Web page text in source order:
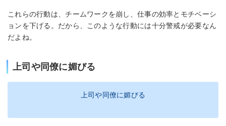
これらの行動は、チームワークを崩し、仕事の効率とモチベーシ
ョンを下げる。だから、このような行動には十分警戒が必要なん
だよね。
上司や同僚に媚びる
上司や同僚に媚びる